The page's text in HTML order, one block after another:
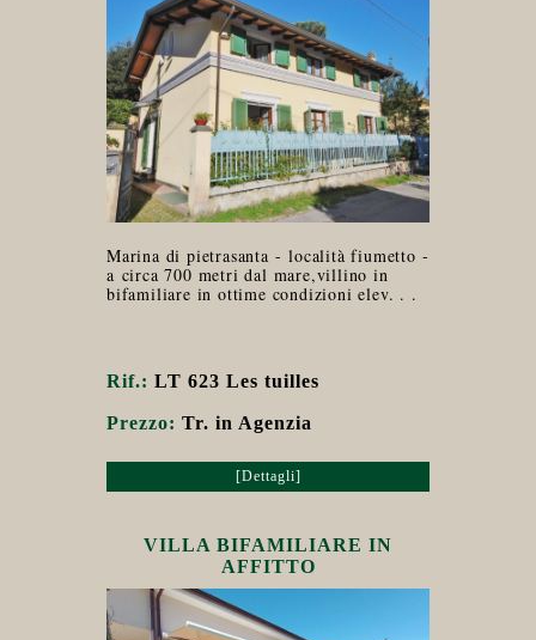
Marina di pietrasanta - località fiumetto -
a circa 700 metri dal mare,villino in
bifamiliare in ottime condizioni elev. . .
Rif.: LT 623 Les tuilles
Prezzo: Tr. in Agenzia
[Dettagli]
VILLA BIFAMILIARE IN
AFFITTO